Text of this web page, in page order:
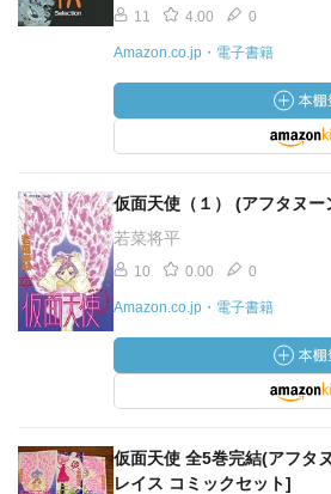
11 4.00 0
Amazon.co.jp・電子書籍
仮面天使（１） (アフタヌー
若菜将平
10 0.00 0
Amazon.co.jp・電子書籍
仮面天使 全5巻完結(アフタ
レイス コミックセット]